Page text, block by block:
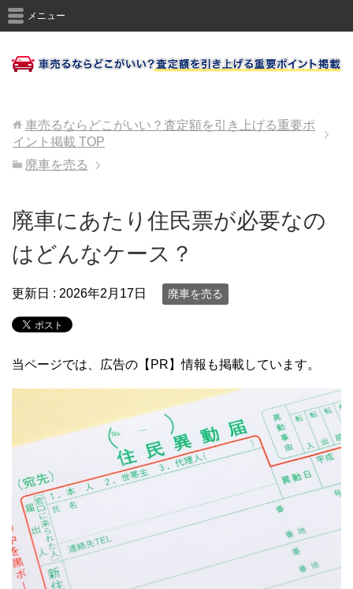
メニュー
車売るならどこがいい？査定額を引き上げる重要ポ
イント掲載 TOP
廃車を売る
廃車にあたり住民票が必要なの
はどんなケース？
更新日 : 2026年2月17日 廃車を売る
当ページでは、広告の【PR】情報も掲載しています。